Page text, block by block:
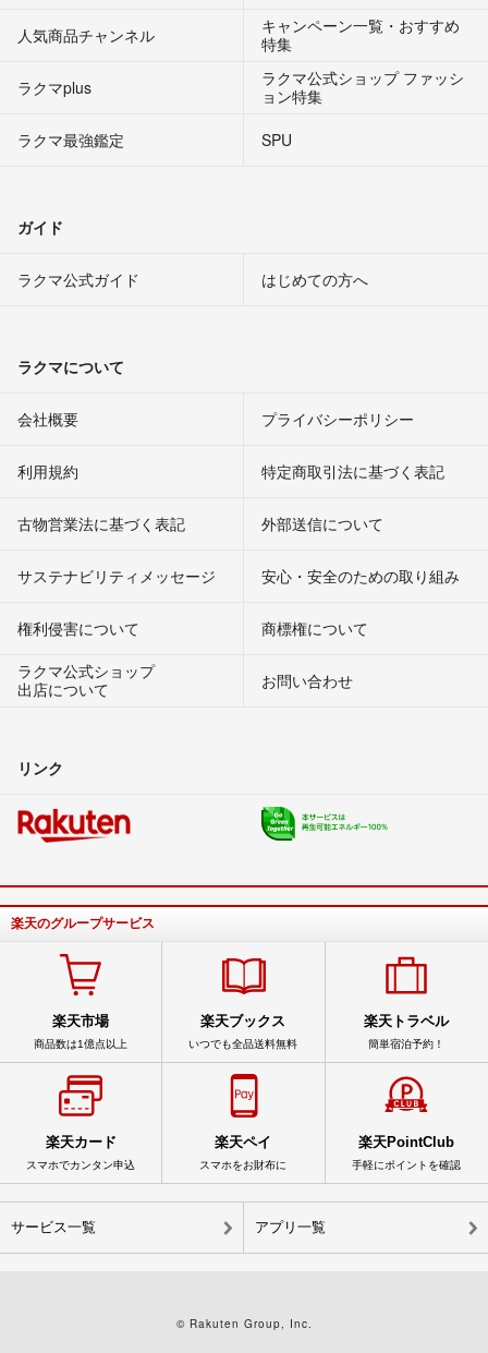
人気商品チャンネル
キャンペーン一覧・おすすめ
特集
ラクマplus
ラクマ公式ショップ ファッシ
ョン特集
ラクマ最強鑑定
SPU
ガイド
ラクマ公式ガイド はじめての方へ
ラクマについて
会社概要 プライバシーポリシー
利用規約 特定商取引法に基づく表記
古物営業法に基づく表記 外部送信について
サステナビリティメッセージ 安心・安全のための取り組み
権利侵害について
商標権について
ラクマ公式ショップ
出店について
お問い合わせ
リンク
楽天のグループサービス
楽天市場
商品数は1億点以上
楽天ブックス
いつでも全品送料無料
楽天トラベル
簡単宿泊予約！
楽天カード
スマホでカンタン申込
楽天ペイ
スマホをお財布に
楽天PointClub
手軽にポイントを確認
サービス一覧 アプリ一覧
© Rakuten Group, Inc.